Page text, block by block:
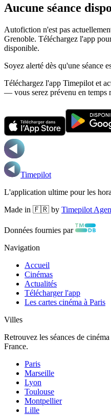
Aucune séance
Autofiction n'est pas
Grenoble. Téléchargez l'app
disponible.
Soyez alerté dès qu'une séance
Téléchargez l'app Timepilot et
— vous serez prévenu en temps
Timepilot
L'application ultime pour les
Made in 🇫🇷 by Timepilot
Données fournies par
Navigation
Accueil
Cinémas
Actualités
Télécharger l'app
Les cartes cinéma à Paris
Villes
Retrouvez les séances de
France.
Paris
Marseille
Lyon
Toulouse
Montpellier
Lille